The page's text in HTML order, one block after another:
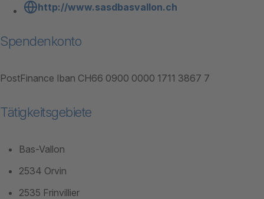
http://www.sasdbasvallon.ch
Spendenkonto
PostFinance Iban CH66 0900 0000 1711 3867 7
Tätigkeitsgebiete
Bas-Vallon
2534 Orvin
2535 Frinvillier